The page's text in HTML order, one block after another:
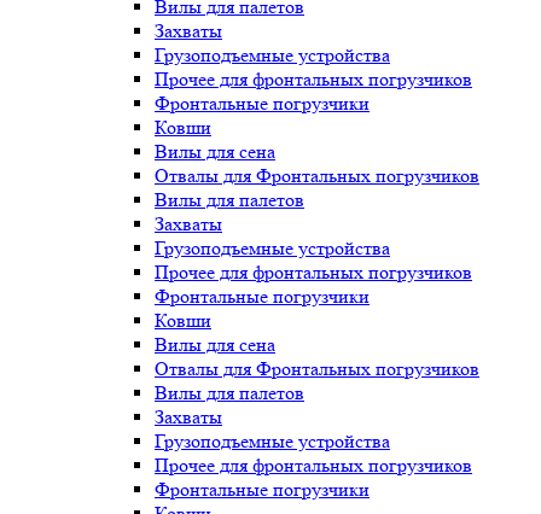
Вилы для палетов
Захваты
Грузоподъемные устройства
Прочее для фронтальных погрузчиков
Фронтальные погрузчики
Ковши
Вилы для сена
Отвалы для Фронтальных погрузчиков
Вилы для палетов
Захваты
Грузоподъемные устройства
Прочее для фронтальных погрузчиков
Фронтальные погрузчики
Ковши
Вилы для сена
Отвалы для Фронтальных погрузчиков
Вилы для палетов
Захваты
Грузоподъемные устройства
Прочее для фронтальных погрузчиков
Фронтальные погрузчики